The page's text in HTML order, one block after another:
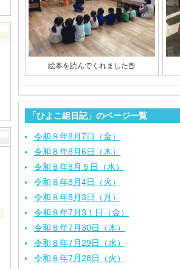
絵本を読んでくれました📕
「ひよこ組日記」のページ一覧
令和８年8月7日（金）
令和８年8月6日（木）
令和８年8月５日（水）
令和８年8月4日（火）
令和８年8月3日（月）
令和８年7月3１日（金）
令和８年7月30日（木）
令和８年7月29日（水）
令和８年7月28日（火）